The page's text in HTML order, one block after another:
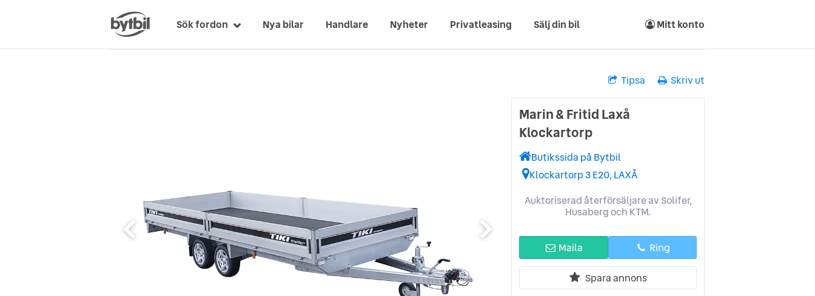
Sök fordon Nya bilar Handlare Nyheter Privatleasing Sälj din bil Mitt konto
Tipsa Skriv ut
Marin & Fritid Laxå
Klockartorp
Butikssida på Bytbil
Klockartorp 3 E20, LAXÅ
Auktoriserad återförsäljare av Solifer,
Husaberg och KTM.
Maila Ring
Spara annons